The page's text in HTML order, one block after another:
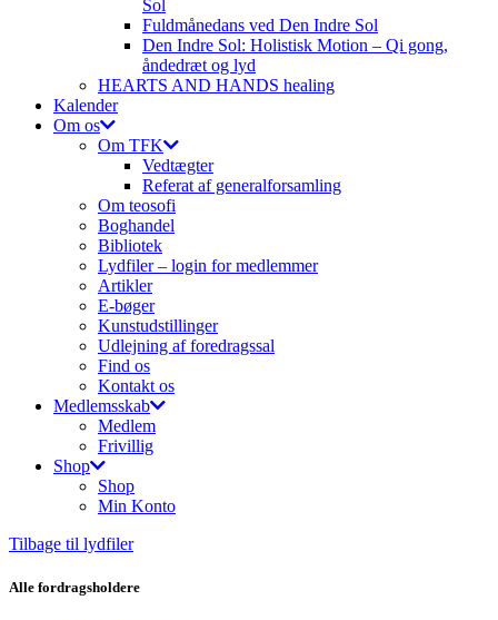
Sol
Fuldmånedans ved Den Indre Sol
Den Indre Sol: Holistisk Motion – Qi gong,
åndedræt og lyd
HEARTS AND HANDS healing
Kalender
Om os
Om TFK
Vedtægter
Referat af generalforsamling
Om teosofi
Boghandel
Bibliotek
Lydfiler – login for medlemmer
Artikler
E-bøger
Kunstudstillinger
Udlejning af foredragssal
Find os
Kontakt os
Medlemsskab
Medlem
Frivillig
Shop
Shop
Min Konto
Tilbage til lydfiler
Alle fordragsholdere